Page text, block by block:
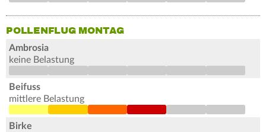
POLLENFLUG MONTAG
Ambrosia
keine Belastung
Beifuss
mittlere Belastung
Birke